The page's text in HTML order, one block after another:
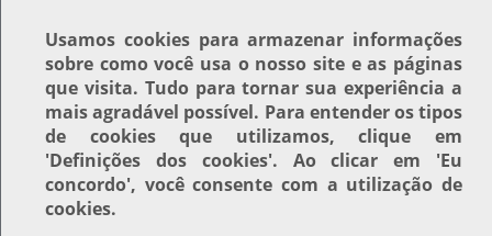
Usamos cookiespara armazenar informações
sobre como você usa o nosso site e as páginas
que visita. Tudo para tornar sua experiência a
mais agradável possível. Para entender os tipos
de cookies que utilizamos, clique em
'Definições dos cookies'. Ao clicar em 'Eu
concordo', você consente com a utilização de
cookies.